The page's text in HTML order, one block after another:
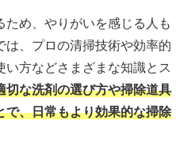
め、やりがいを感じる人も
は、プロの清掃技術や効率的
方などさまざまな知識とス
切な洗剤の選び方や掃除道具
で、日常もより効果的な掃除